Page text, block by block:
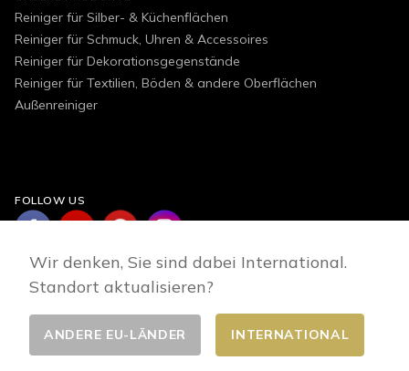
Reiniger für Silber- & Küchenflächen
Reiniger für Schmuck, Uhren & Accessoires
Reiniger für Dekorationsgegenstände
Reiniger für Textilien, Böden & andere Oberflächen
Außenreiniger
FOLLOW US
Land wählen
Wir denken, Sie sind dabei International.
Standort aktualisieren?
ANDERE EU-LÄNDER INTERNATIONAL